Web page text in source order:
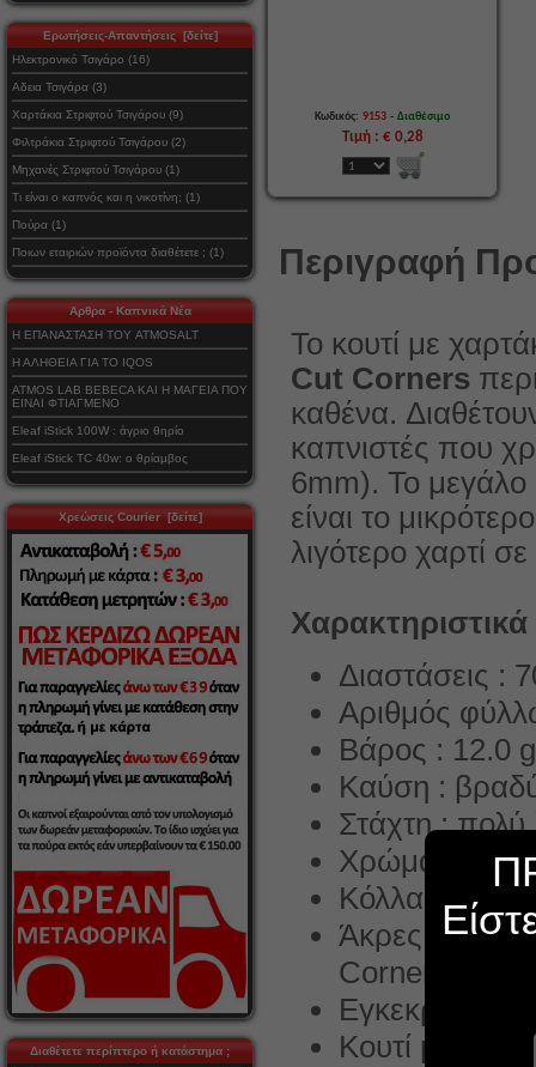
Ερωτήσεις-Απαντήσεις [δείτε]
Ηλεκτρονικό Τσιγάρο (16)
Αδεια Τσιγάρα (3)
Χαρτάκια Στριφτού Τσιγάρου (9)
Φιλτράκια Στριφτού Τσιγάρου (2)
Μηχανές Στριφτού Τσιγάρου (1)
Τι είναι ο καπνός και η νικοτίνη; (1)
Πούρα (1)
Ποιων εταιριών προϊόντα διαθέτετε ; (1)
Αρθρα - Καπνικά Νέα
Η ΕΠΑΝΑΣΤΑΣΗ ΤΟΥ ATMOSALT
Η ΑΛΗΘΕΙΑ ΓΙΑ ΤΟ IQOS
ATMOS LAB BEBECA ΚΑΙ Η ΜΑΓΕΙΑ ΠΟΥ
ΕΙΝΑΙ ΦΤΙΑΓΜΕΝΟ
Eleaf iStick 100W : άγριο θηρίο
Eleaf iStick TC 40w: ο θρίαμβος
Χρεώσεις Courier [δείτε]
Διαθέτετε περίπτερο ή κατάστημα ;
Κωδικός: 9153 -Διαθέσιμο
Τιμή : € 0,28
Περιγραφή
Το κουτί με
Cut Corners
καθένα.
καπνιστές που
6mm). Το μεγάλο
είναι το
λιγότερο χαρτί
Χαρακτηριστικά
Διαστάσεις :
Αριθμός
Βάρος : 12.0
Καύση :
Στάχτη : πολύ
Χρώμα
Κόλλα : φυτική
Άκρες με
Corners)
Εγκεκριμένο
Κουτί με 50